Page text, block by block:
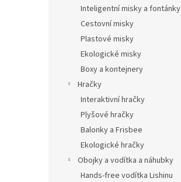
Inteligentní misky a fontánky
Cestovní misky
Plastové misky
Ekologické misky
Boxy a kontejnery
Hračky
Interaktivní hračky
Plyšové hračky
Balonky a Frisbee
Ekologické hračky
Obojky a vodítka a náhubky
Hands-free vodítka Lishinu